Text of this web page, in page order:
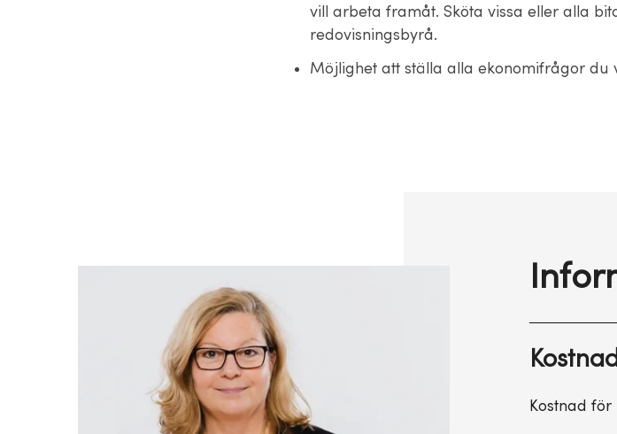
vill arbeta framåt. Sköta vissa eller alla
redovisningsbyrå.
Möjlighet att ställa alla ekonomifrågor du
Kostnad